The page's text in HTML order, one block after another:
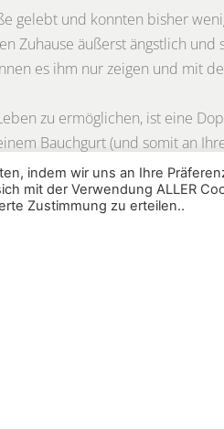
gelebt und konnten bisher
Zuhause äußerst ängstlich
es ihm nur zeigen und mit
zu ermöglichen, ist eine
Bauchgurt (und somit an
ist. Kommt es
gesichert und kann nicht
indem wir uns an Ihre
mit der Verwendung ALLER
Zustimmung zu erteilen..